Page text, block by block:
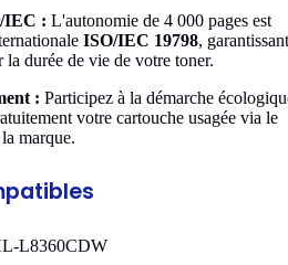
IEC : L'autonomie de 4 000 pages est
ISO/IEC 19798, garantissant
la durée de vie de votre toner.
: Participez à la démarche
votre cartouche usagée via le
marque.
L8360CDW